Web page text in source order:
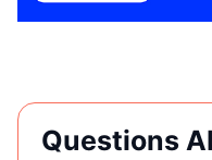
Questions